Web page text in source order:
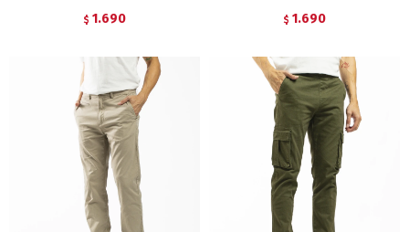
$ 1.690 $ 1.690